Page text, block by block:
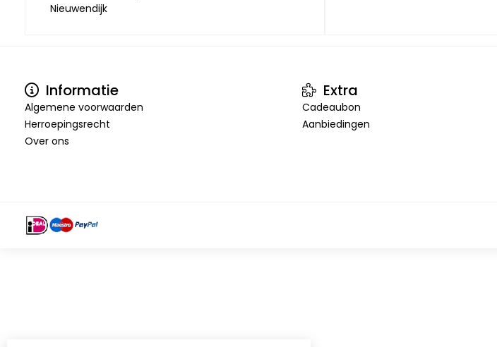
Nieuwendijk
Informatie
Algemene voorwaarden
Herroepingsrecht
Over ons
Extra
Cadeaubon
Aanbiedingen